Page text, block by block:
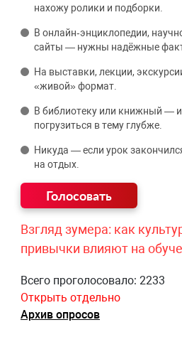
нахожу ролики и подборки.
В онлайн‑энциклопедии,
сайты — нужны надёжные
На выставки, лекции,
«живой» формат.
В библиотеку или книжный —
погрузиться в тему глубже.
Никуда — если урок
на отдых.
Взгляд зумера: как
привычки влияют на
Всего проголосовало: 2233
Открыть отдельно
Архив опросов